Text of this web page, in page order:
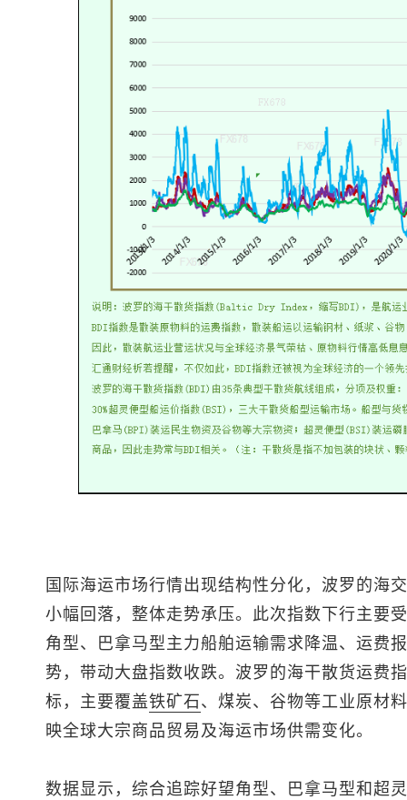
国际海运市场行情出现结构性分化，波罗的海
小幅回落，整体走势承压。此次指数下行主要
角型、巴拿马型主力船舶运输需求降温、运费
势，带动大盘指数收跌。波罗的海干散货运费
标，主要覆盖铁矿石 、煤炭、谷物等工业原材
映全球大宗商品贸易及海运市场供需变化。
数据显示，综合追踪好望角型、巴拿马型和超